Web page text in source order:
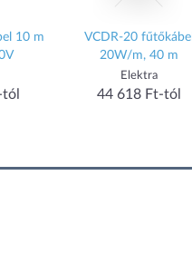
10 m
VCDR-20 fűtőkábel
20W/m, 40 m
Elektra
44 618 Ft-tól